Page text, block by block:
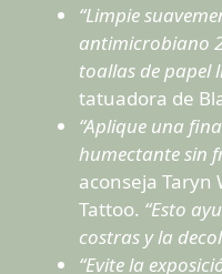
“Limpie
antimicrobiano
toallas de papel
tatuadora de
“Aplique una
humectante sin
aconseja Taryn
Tattoo. “Esto
costras y la
“Evite la